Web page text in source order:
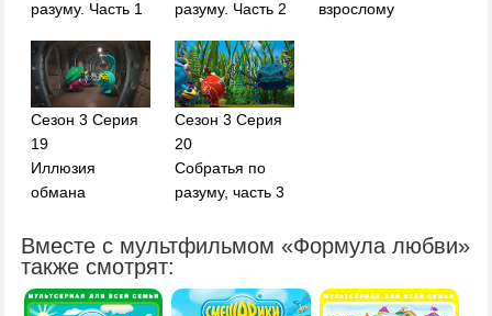
разуму. Часть 1
разуму. Часть 2
взрослому
Сезон 3 Серия
19
Иллюзия
обмана
Сезон 3 Серия
20
Собратья по
разуму, часть 3
Вместе с мультфильмом «Формула любви»
также смотрят: